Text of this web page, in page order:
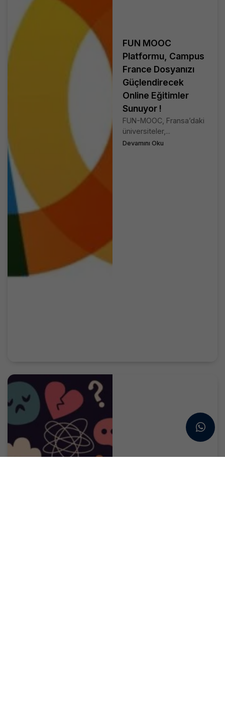
FUN MOOC
Platformu, Campus
France Dosyanızı
Güçlendirecek
Online Eğitimler
Sunuyor !
FUN-MOOC, Fransa’daki
üniversiteler,...
Devamını Oku